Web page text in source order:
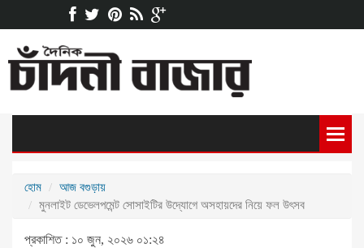
হোম
আজ বগুড়ায়
মুনলাইট ডেভেলপমেন্ট সোসাইটির উদ্যোগে অসহায়দের নিয়ে ফল উৎসব
প্রকাশিত : ১০ জুন, ২০২৬ ০১:২৪